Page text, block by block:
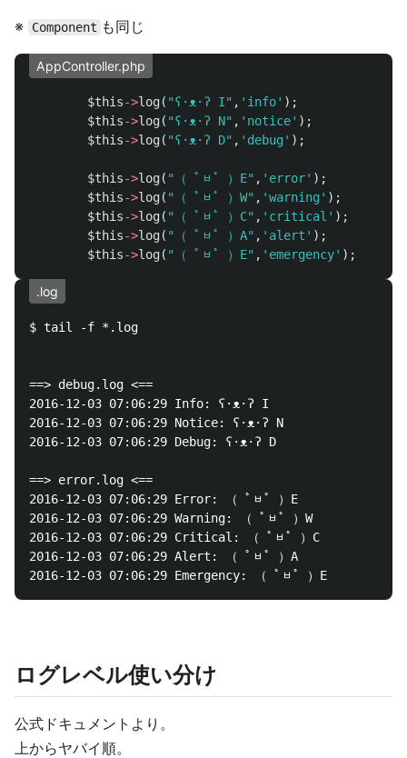
※ Component も同じ
AppController.php
$this->log( "ʕ·ᴥ·ʔ I" , 'info' );
$this->log( "ʕ·ᴥ·ʔ N" , 'notice' );
$this->log( "ʕ·ᴥ·ʔ D" , 'debug' );
$this->log( "（ ﾟᆸﾟ ）E" , 'error' );
$this->log( "（ ﾟᆸﾟ ）W" , 'warning' );
$this->log( "（ ﾟᆸﾟ ）C" , 'critical' );
$this->log( "（ ﾟᆸﾟ ）A" , 'alert' );
$this->log( "（ ﾟᆸﾟ ）E" , 'emergency' );
.log
$ tail -f *.log
==> debug.log <==
2016-12-03 07:06:29 Info: ʕ·ᴥ·ʔ I
2016-12-03 07:06:29 Notice: ʕ·ᴥ·ʔ N
2016-12-03 07:06:29 Debug: ʕ·ᴥ·ʔ D
==> error.log <==
2016-12-03 07:06:29 Error: （ ﾟᆸﾟ ）E
2016-12-03 07:06:29 Warning: （ ﾟᆸﾟ ）W
2016-12-03 07:06:29 Critical: （ ﾟᆸﾟ ）C
2016-12-03 07:06:29 Alert: （ ﾟᆸﾟ ）A
ログレベル使い分け
公式ドキュメントより。
上からヤバイ順。